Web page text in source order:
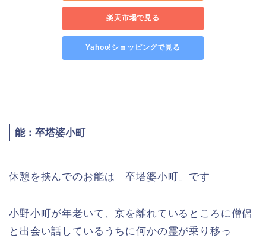
楽天市場で見る
Yahoo!ショッピングで見る
能：卒塔婆小町
休憩を挟んでのお能は「卒塔婆小町」です
小野小町が年老いて、京を離れているところに僧侶
と出会い話しているうちに何かの霊が乗り移っ